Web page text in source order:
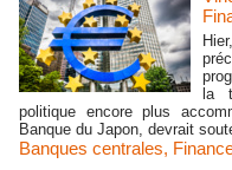
la
politique encore plus
Banque du Japon, devrait
Banques centrales,